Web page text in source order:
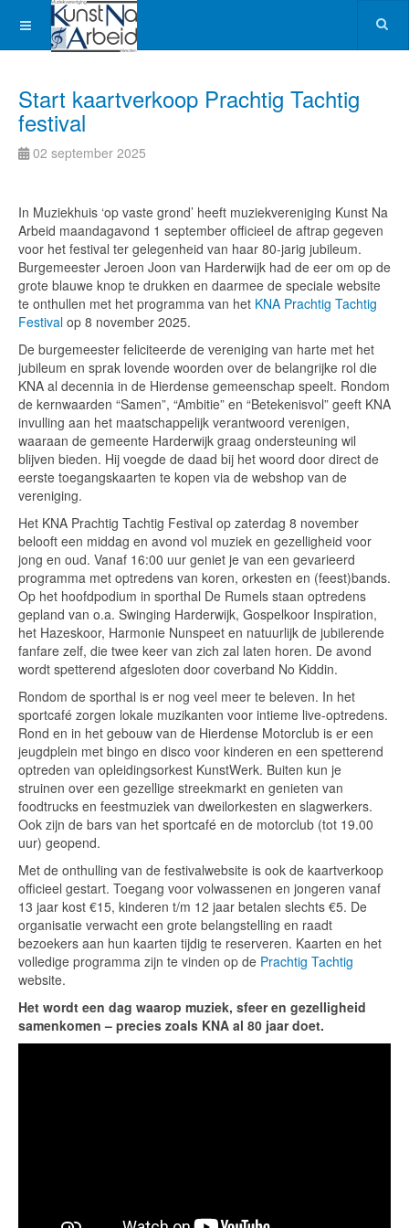
Start kaartverkoop Prachtig Tachtig
festival
02 september 2025
In Muziekhuis ‘op vaste grond’ heeft muziekvereniging Kunst Na
Arbeid maandagavond 1 september officieel de aftrap gegeven
voor het festival ter gelegenheid van haar 80-jarig jubileum.
Burgemeester Jeroen Joon van Harderwijk had de eer om op de
grote blauwe knop te drukken en daarmee de speciale website
te onthullen met het programma van het KNA Prachtig Tachtig
Festival op 8 november 2025.
De burgemeester feliciteerde de vereniging van harte met het
jubileum en sprak lovende woorden over de belangrijke rol die
KNA al decennia in de Hierdense gemeenschap speelt. Rondom
de kernwaarden “Samen”, “Ambitie” en “Betekenisvol” geeft KNA
invulling aan het maatschappelijk verantwoord verenigen,
waaraan de gemeente Harderwijk graag ondersteuning wil
blijven bieden. Hij voegde de daad bij het woord door direct de
eerste toegangskaarten te kopen via de webshop van de
vereniging.
Het KNA Prachtig Tachtig Festival op zaterdag 8 november
belooft een middag en avond vol muziek en gezelligheid voor
jong en oud. Vanaf 16:00 uur geniet je van een gevarieerd
programma met optredens van koren, orkesten en (feest)bands.
Op het hoofdpodium in sporthal De Rumels staan optredens
gepland van o.a. Swinging Harderwijk, Gospelkoor Inspiration,
het Hazeskoor, Harmonie Nunspeet en natuurlijk de jubilerende
fanfare zelf, die twee keer van zich zal laten horen. De avond
wordt spetterend afgesloten door coverband No Kiddin.
Rondom de sporthal is er nog veel meer te beleven. In het
sportcafé zorgen lokale muzikanten voor intieme live-optredens.
Rond en in het gebouw van de Hierdense Motorclub is er een
jeugdplein met bingo en disco voor kinderen en een spetterend
optreden van opleidingsorkest KunstWerk. Buiten kun je
struinen over een gezellige streekmarkt en genieten van
foodtrucks en feestmuziek van dweilorkesten en slagwerkers.
Ook zijn de bars van het sportcafé en de motorclub (tot 19.00
uur) geopend.
Met de onthulling van de festivalwebsite is ook de kaartverkoop
officieel gestart. Toegang voor volwassenen en jongeren vanaf
13 jaar kost €15, kinderen t/m 12 jaar betalen slechts €5. De
organisatie verwacht een grote belangstelling en raadt
bezoekers aan hun kaarten tijdig te reserveren. Kaarten en het
volledige programma zijn te vinden op de Prachtig Tachtig
website.
Het wordt een dag waarop muziek, sfeer en gezelligheid
samenkomen – precies zoals KNA al 80 jaar doet.